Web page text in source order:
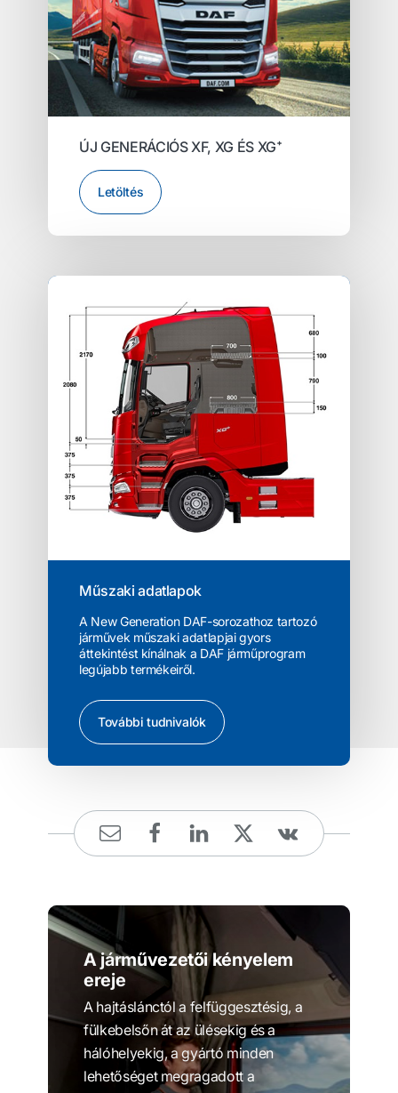
ÚJ GENERÁCIÓS XF, XG ÉS XG⁺
Letöltés
Műszaki adatlapok
A New Generation DAF-sorozathoz tartozó
járművek műszaki adatlapjai gyors
áttekintést kínálnak a DAF járműprogram
legújabb termékeiről.
További tudnivalók
A járművezetői kényelem
ereje
A hajtáslánctól a felfüggesztésig, a
fülkebelsőn át az ülésekig és a
hálóhelyekig, a gyártó minden
lehetőséget megragadott a